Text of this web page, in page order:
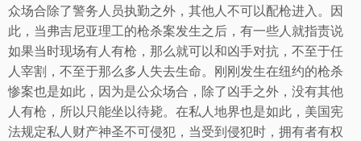
众场合除了警务人员执勤之外，其他人不可以配枪进入。因
此，当弗吉尼亚理工的枪杀案发生之后，有一些人就指责说
如果当时现场有人有枪，那么就可以和凶手对抗，不至于任
人宰割，不至于那么多人失去生命。刚刚发生在纽约的枪杀
惨案也是如此，因为是公众场合，除了凶手之外，没有其他
人有枪，所以只能坐以待毙。在私人地界也是如此，美国宪
法规定私人财产神圣不可侵犯，当受到侵犯时，拥有者有权